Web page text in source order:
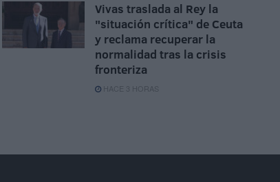
Vivas traslada al Rey la
"situación crítica" de Ceuta
y reclama recuperar la
normalidad tras la crisis
fronteriza
HACE 3 HORAS